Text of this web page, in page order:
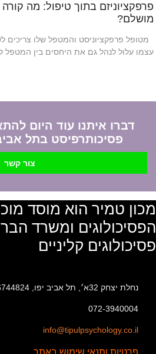
פרפקציוניזם בתוך טיפול: מה
מושלם?
מטופל פרפקציוניסט והמטפל שלו צריכים
עצמו עלול לנהל גם את היחסים בין המטפל
דברו איתנו עוד היום
פסיכותרפיסט בתל
צור קשר
מכון טמיר הוא מוסד
הפסיכולוגים ומשרד
פסיכולוגים קליניים
נחלת יצחק 32א׳, תל אביב יפו, 6744824
072-3940004
info@tipulpsychology.co.il